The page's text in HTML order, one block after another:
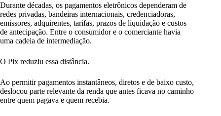
Durante décadas, os pagamentos eletrônicos dependeram de
redes privadas, bandeiras internacionais, credenciadoras,
emissores, adquirentes, tarifas, prazos de liquidação e custos
de antecipação. Entre o consumidor e o comerciante havia
uma cadeia de intermediação.
O Pix reduziu essa distância.
Ao permitir pagamentos instantâneos, diretos e de baixo custo,
deslocou parte relevante da renda que antes ficava no caminho
entre quem pagava e quem recebia.